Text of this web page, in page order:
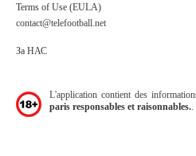
Terms of Use (EULA)
contact@telefootball.net
За НАС
L'application contient des
paris responsables et raisonnables.